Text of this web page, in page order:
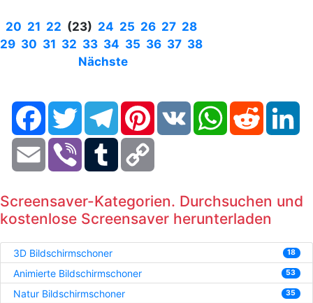
20 21 22 (23) 24 25 26 27 28
29 30 31 32 33 34 35 36 37 38
Nächste
FacebookTwitter TelegramPinterestVK WhatsAppReddit
Email Viber Tumblr
Screensaver-Kategorien. Durchsuchen und
kostenlose Screensaver herunterladen
3D Bildschirmschoner 18
Animierte Bildschirmschoner 53
Natur Bildschirmschoner 35